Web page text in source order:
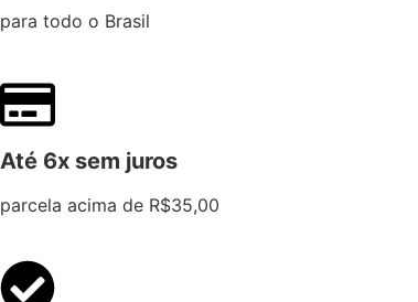
para todo o Brasil
Até 6x sem juros
parcela acima de R$35,00